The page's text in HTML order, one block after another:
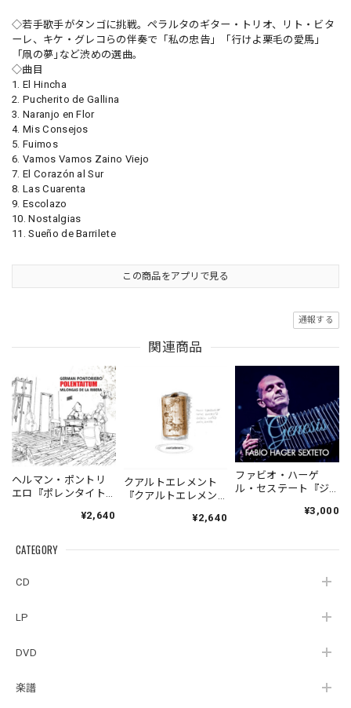
CATEGORY
CD
LP
DVD
楽譜
◇若手歌手がタンゴに挑戦。ペラルタのギター・トリオ、リト・ビタ
ーレ、キケ・グレコらの伴奏で「私の忠告」「行けよ栗毛の愛馬」
「凧の夢｣など渋めの選曲。
◇曲目
1. El Hincha
2. Pucherito de Gallina
3. Naranjo en Flor
4. Mis Consejos
5. Fuimos
6. Vamos Vamos Zaino Viejo
7. El Corazón al Sur
8. Las Cuarenta
9. Escolazo
10. Nostalgias
11. Sueño de Barrilete
この商品をアプリで見る
通報する
関連商品
ヘルマン・ポントリ
エロ『ポレンタイト
Pontoriero『POLENT
la Ribera』
¥2,640
クアルトエレメント
『クアルトエレメン
Cuartoelemento『Cu
（007RECORDS-27）
¥2,640
ファビオ・ハーゲ
ル・セステート『ジ
¥3,000